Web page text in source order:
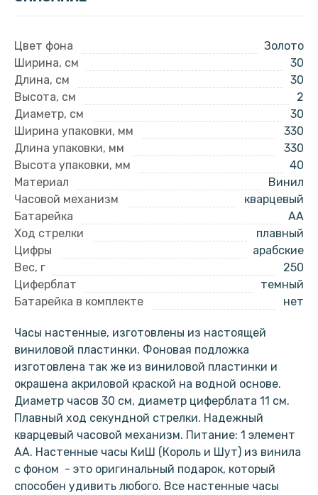
Цвет фона
Золото
Ширина, см
30
Длина, см
30
Высота, см
2
Диаметр, см
30
Ширина упаковки, мм
330
Длина упаковки, мм
330
Высота упаковки, мм
40
Материал
Винил
Часовой механизм
кварцевый
Батарейка
AA
Ход стрелки
плавный
Цифры
арабские
Вес, г
250
Циферблат
темный
Батарейка в комплекте
нет
Часы настенные, изготовлены из настоящей
виниловой пластинки. Фоновая подложка
изготовлена так же из виниловой пластинки и
окрашена акриловой краской на водной основе.
Диаметр часов 30 см, диаметр циферблата 11 см.
Плавный ход секундной стрелки. Надежный
кварцевый часовой механизм. Питание: 1 элемент
АА. Настенные часы КиШ (Король и Шут) из винила
с фоном - это оригинальный подарок, который
способен удивить любого. Все настенные часы